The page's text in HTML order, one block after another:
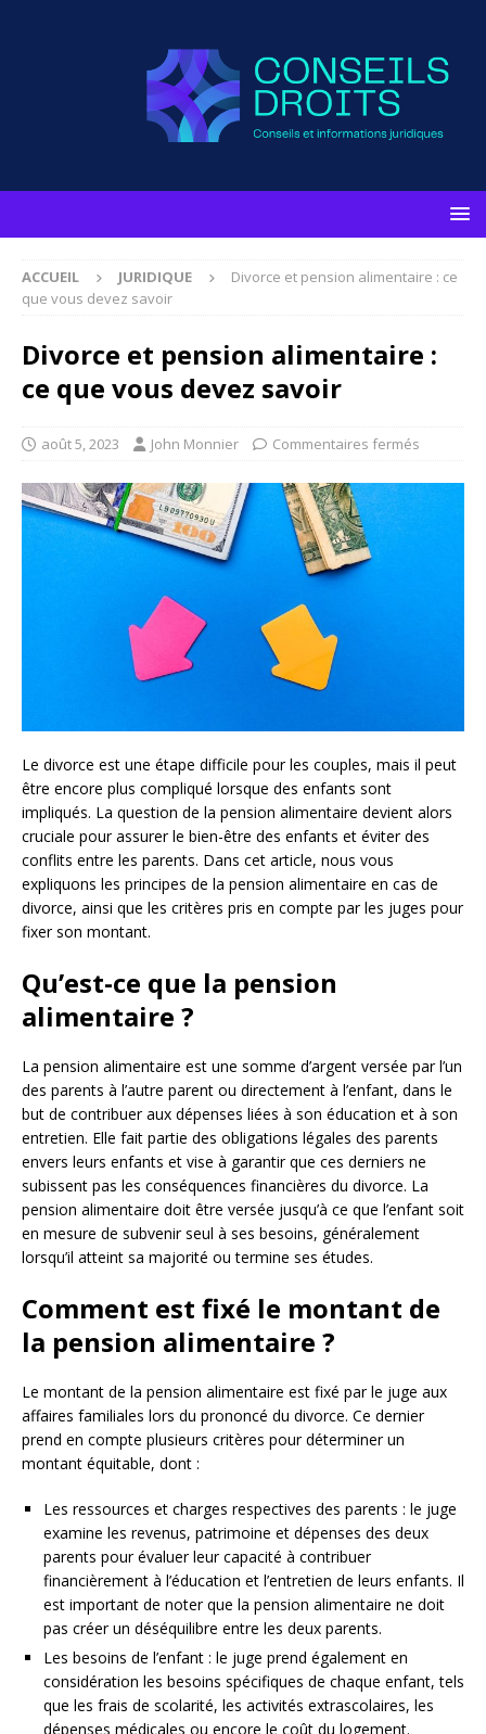
ACCUEIL JURIDIQUE
Divorce et pension alimentaire : ce
que vous devez savoir
Divorce et pension alimentaire :
ce que vous devez savoir
août 5, 2023 John Monnier Commentaires fermés
Le divorce est une étape difficile pour les couples, mais il peut
être encore plus compliqué lorsque des enfants sont
impliqués. La question de la pension alimentaire devient alors
cruciale pour assurer le bien-être des enfants et éviter des
conflits entre les parents. Dans cet article, nous vous
expliquons les principes de la pension alimentaire en cas de
divorce, ainsi que les critères pris en compte par les juges pour
fixer son montant.
Qu’est-ce que la pension
alimentaire ?
La pension alimentaire est une somme d’argent versée par l’un
des parents à l’autre parent ou directement à l’enfant, dans le
but de contribuer aux dépenses liées à son éducation et à son
entretien. Elle fait partie des obligations légales des parents
envers leurs enfants et vise à garantir que ces derniers ne
subissent pas les conséquences financières du divorce. La
pension alimentaire doit être versée jusqu’à ce que l’enfant soit
en mesure de subvenir seul à ses besoins, généralement
lorsqu’il atteint sa majorité ou termine ses études.
Comment est fixé le montant de
la pension alimentaire ?
Le montant de la pension alimentaire est fixé par le juge aux
affaires familiales lors du prononcé du divorce. Ce dernier
prend en compte plusieurs critères pour déterminer un
montant équitable, dont :
Les ressources et charges respectives des parents : le juge
examine les revenus, patrimoine et dépenses des deux
parents pour évaluer leur capacité à contribuer
financièrement à l’éducation et l’entretien de leurs enfants. Il
est important de noter que la pension alimentaire ne doit
pas créer un déséquilibre entre les deux parents.
Les besoins de l’enfant : le juge prend également en
considération les besoins spécifiques de chaque enfant, tels
que les frais de scolarité, les activités extrascolaires, les
dépenses médicales ou encore le coût du logement.